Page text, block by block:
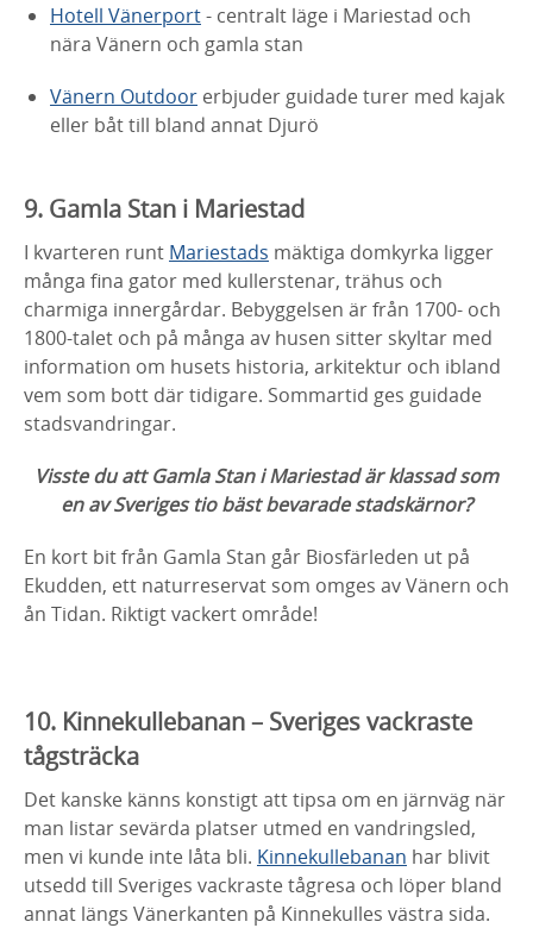
Hotell Vänerport- centralt läge i Mariestad och
nära Vänern och gamla stan
Vänern Outdoor erbjuder guidade turer med kajak
eller båt till bland annat Djurö
9. Gamla Stan i Mariestad
I kvarteren runt Mariestads mäktiga domkyrka ligger
många fina gator med kullerstenar, trähus och
charmiga innergårdar. Bebyggelsen är från 1700- och
1800-talet och på många av husen sitter skyltar med
information om husets historia, arkitektur och ibland
vem som bott där tidigare. Sommartid ges guidade
stadsvandringar.
Visste du att Gamla Stan i Mariestad är klassad som
en av Sveriges tio bäst bevarade stadskärnor?
En kort bit från Gamla Stan går Biosfärleden ut på
Ekudden, ett naturreservat som omges av Vänern och
ån Tidan. Riktigt vackert område!
10. Kinnekullebanan – Sveriges vackraste
tågsträcka
Det kanske känns konstigt att tipsa om en järnväg när
man listar sevärda platser utmed en vandringsled,
men vi kunde inte låta bli. Kinnekullebanan har blivit
utsedd till Sveriges vackraste tågresa och löper bland
annat längs Vänerkanten på Kinnekulles västra sida.